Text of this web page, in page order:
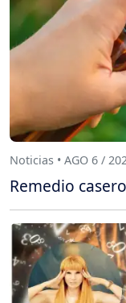
Noticias • AGO 6 /
Remedio